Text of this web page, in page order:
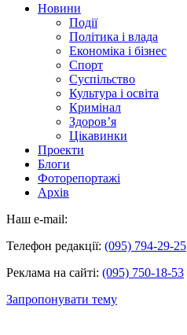
Новини
Події
Політика і влада
Економіка і бізнес
Спорт
Суспільство
Культура і освіта
Кримінал
Здоров’я
Цікавинки
Проекти
Блоги
Фоторепортажі
Архів
Наш e-mail:
Телефон редакції: (095) 794-29-25
Реклама на сайті: (095) 750-18-53
Запропонувати тему